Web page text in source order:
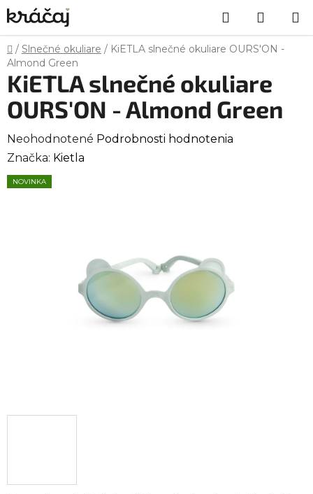
Prejsť
na
obsah
Hľadať
KOŠÍK
Domov
/ Slnečné okuliare / KiETLA slnečné okuliare OURS'ON -
Almond Green
KiETLA slnečné okuliare
OURS'ON - Almond Green
Priemerné
hodnotenie
produktu
Neohodnotené Podrobnosti hodnotenia
Značka: Kietla
NOVINKA